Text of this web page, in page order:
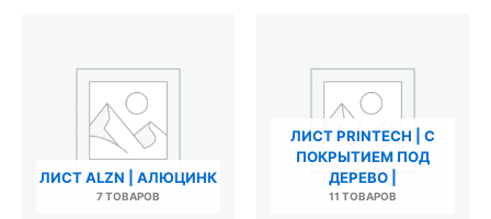
ЛИСТ ALZN | АЛЮЦИНК
7 ТОВАРОВ
ЛИСТ PRINTECH | С
ПОКРЫТИЕМ ПОД
ДЕРЕВО |
11 ТОВАРОВ